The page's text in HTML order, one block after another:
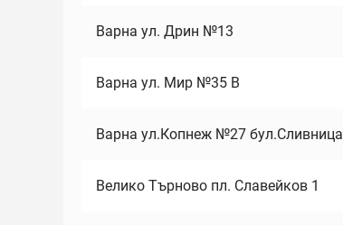
Варна ул. Дрин №13
Варна ул. Мир №35 В
Варна ул.Копнеж №27 бул.Сливница
Велико Търново пл. Славейков 1